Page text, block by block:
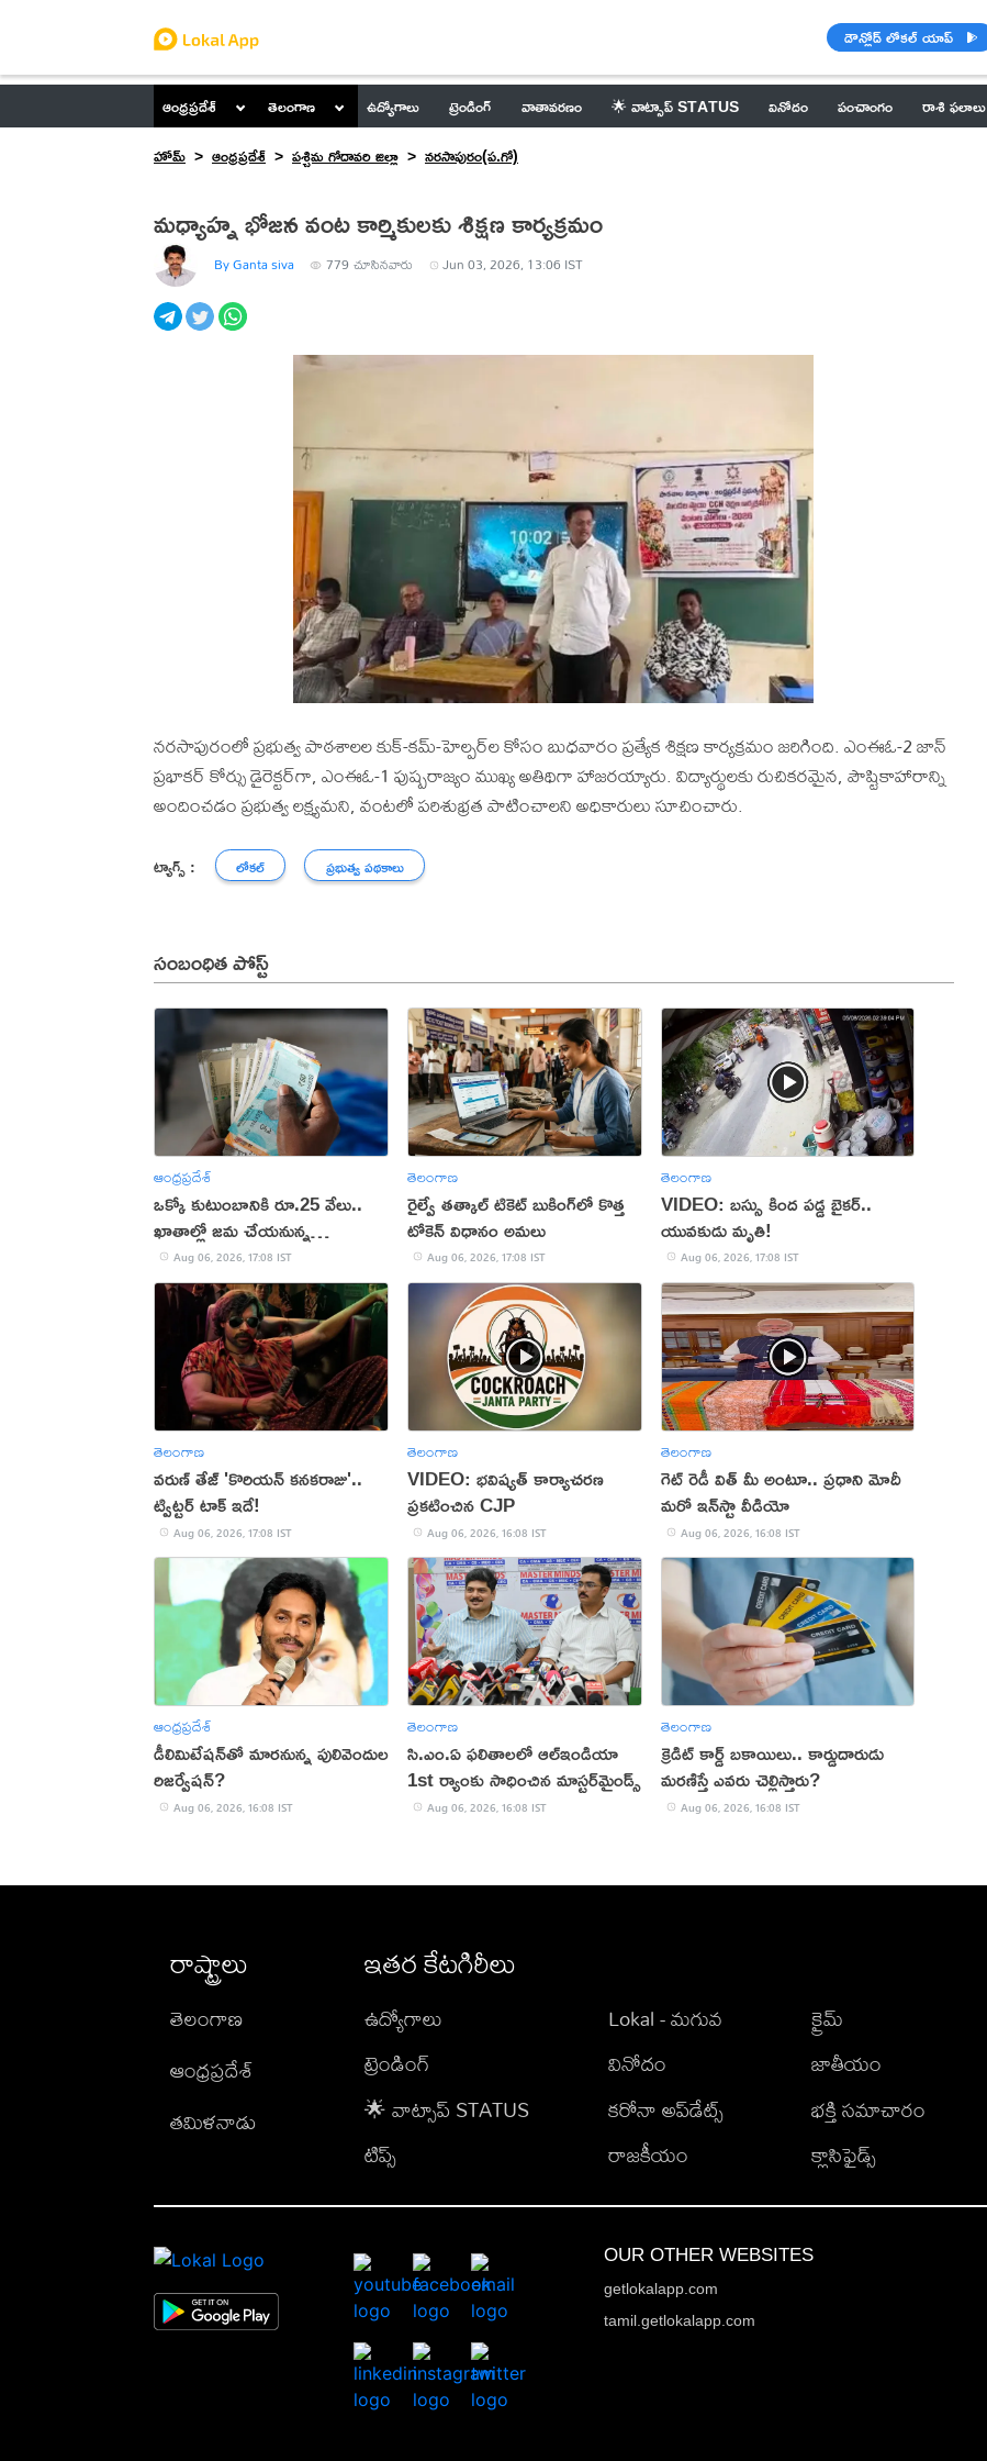
డౌన్లోడ్ లోకల్ యాప్
ఆంధ్రప్రదేశ్ తెలంగాణ ఉద్యోగాలు ట్రెండింగ్ వాతావరణం 🌟 వాట్సాప్ STATUS వినోదం పంచాంగం రాశి ఫలాలు
హోమ్
ఆంధ్రప్రదేశ్ పశ్చిమ గోదావరి జిల్లా నరసాపురం(ప.గో)
మధ్యాహ్న భోజన వంట కార్మికులకు శిక్షణ కార్యక్రమం
By Ganta siva 779 చూసినవారు Jun 03, 2026, 13:06 IST
నరసాపురంలో ప్రభుత్వ పాఠశాలల కుక్-కమ్-హెల్పర్‌ల కోసం బుధవారం ప్రత్యేక శిక్షణ కార్యక్రమం జరిగింది. ఎంఈఓ-2 జాన్
ప్రభాకర్ కోర్సు డైరెక్టర్‌గా, ఎంఈఓ-1 పుష్పరాజ్యం ముఖ్య అతిథిగా హాజరయ్యారు. విద్యార్థులకు రుచికరమైన, పౌష్టికాహారాన్ని
అందించడం ప్రభుత్వ లక్ష్యమని, వంటలో పరిశుభ్రత పాటించాలని అధికారులు సూచించారు.
ట్యాగ్స్ : లోకల్ ప్రభుత్వ పథకాలు
సంబంధిత పోస్ట్
ఆంధ్రప్రదేశ్
ఒక్కో కుటుంబానికి రూ.25 వేలు..
ఖాతాల్లో జ‌మ చేయ‌నున్న
ప్ర‌భుత్వం..!
Aug 06, 2026, 17:08 IST
తెలంగాణ
రైల్వే తత్కాల్ టికెట్ బుకింగ్‌లో కొత్త
టోకెన్ విధానం అమలు
Aug 06, 2026, 17:08 IST
తెలంగాణ
VIDEO: బస్సు కింద పడ్డ బైకర్..
యువకుడు మృతి!
Aug 06, 2026, 17:08 IST
తెలంగాణ
వరుణ్ తేజ్ 'కొరియన్ కనకరాజు'..
ట్విట్టర్ టాక్ ఇదే!
Aug 06, 2026, 17:08 IST
తెలంగాణ
VIDEO: భవిష్యత్ కార్యాచరణ
ప్రకటించిన CJP
Aug 06, 2026, 16:08 IST
తెలంగాణ
గెట్ రెడీ విత్ మీ అంటూ.. ప్రధాని మోదీ
మరో ఇన్‌స్టా వీడియో
Aug 06, 2026, 16:08 IST
ఆంధ్రప్రదేశ్
డీలిమిటేషన్‌తో మారనున్న పులివెందుల
రిజర్వేషన్?
Aug 06, 2026, 16:08 IST
తెలంగాణ
సి.ఎం.ఏ ఫలితాలలో ఆల్ఇండియా
1st ర్యాంకు సాధించిన మాస్టర్‌మైండ్స్
Aug 06, 2026, 16:08 IST
తెలంగాణ
క్రెడిట్ కార్డ్ బకాయిలు.. కార్డుదారుడు
మరణిస్తే ఎవరు చెల్లిస్తారు?
Aug 06, 2026, 16:08 IST
రాష్ట్రాలు
తెలంగాణ
ఆంధ్రప్రదేశ్
తమిళనాడు
ఇతర కేటగిరీలు
ఉద్యోగాలు
ట్రెండింగ్
🌟 వాట్సాప్ STATUS
టిప్స్
Lokal - మగువ
వినోదం
కరోనా అప్‌డేట్స్
రాజకీయం
క్రైమ్
జాతీయం
భక్తి సమాచారం
క్లాసిఫైడ్స్
OUR OTHER WEBSITES
getlokalapp.com
tamil.getlokalapp.com